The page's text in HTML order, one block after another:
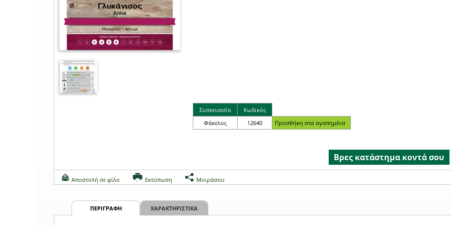
Συσκευασία
Κωδικός
Φάκελος
12640
Βρες κατάστημα κοντά σου
Αποστολή σε φίλο Εκτύπωση Μοιράσου
ΠΕΡΙΓΡΑΦΗ ΧΑΡΑΚΤΗΡΙΣΤΙΚΑ